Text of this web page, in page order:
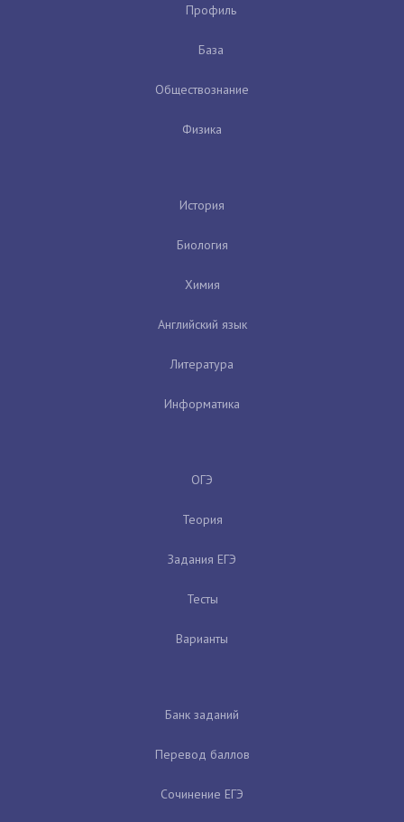
Профиль
База
Обществознание
Физика
История
Биология
Химия
Английский язык
Литература
Информатика
ОГЭ
Теория
Задания ЕГЭ
Тесты
Варианты
Банк заданий
Перевод баллов
Сочинение ЕГЭ